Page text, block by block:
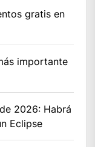
gratis en
importante
2026: Habrá
Eclipse